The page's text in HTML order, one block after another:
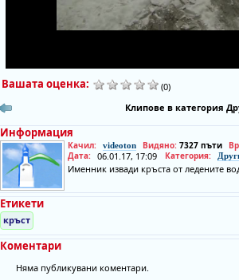
Вашата оценка:
(0)
Клипове в категория
Информация
Качил: videoton Видяно: 7327 пъти
Дата: 06.01.17, 17:09 Категория:
Именник извади кръста от ледените
Етикети
кръст
Коментари
Няма публикувани коментари.